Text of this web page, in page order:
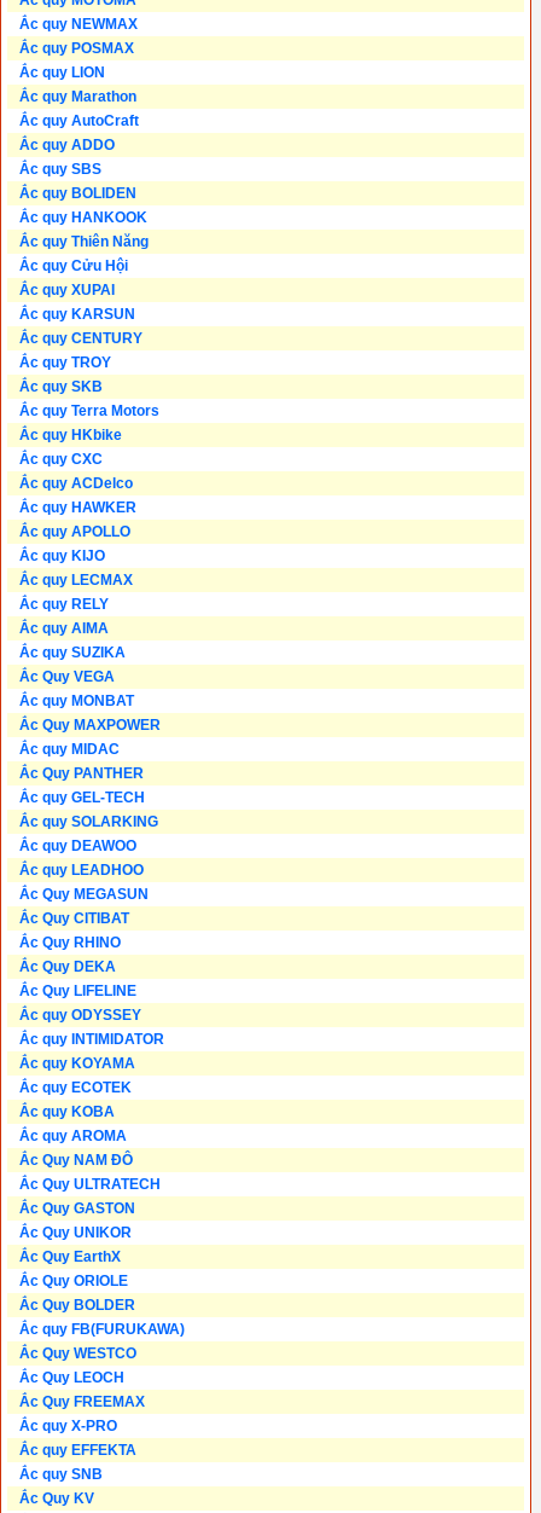
Ắc quy NEWMAX
Ắc quy POSMAX
Ắc quy LION
Ắc quy Marathon
Ắc quy AutoCraft
Ắc quy ADDO
Ắc quy SBS
Ắc quy BOLIDEN
Ắc quy HANKOOK
Ắc quy Thiên Năng
Ắc quy Cửu Hội
Ắc quy XUPAI
Ắc quy KARSUN
Ắc quy CENTURY
Ắc quy TROY
Ắc quy SKB
Ắc quy Terra Motors
Ắc quy HKbike
Ắc quy CXC
Ắc quy ACDelco
Ắc quy HAWKER
Ắc quy APOLLO
Ắc quy KIJO
Ắc quy LECMAX
Ắc quy RELY
Ắc quy AIMA
Ắc quy SUZIKA
Ắc Quy VEGA
Ắc quy MONBAT
Ắc Quy MAXPOWER
Ắc quy MIDAC
Ắc Quy PANTHER
Ắc quy GEL-TECH
Ắc quy SOLARKING
Ắc quy DEAWOO
Ắc quy LEADHOO
Ắc Quy MEGASUN
Ắc Quy CITIBAT
Ắc Quy RHINO
Ắc Quy DEKA
Ắc Quy LIFELINE
Ắc quy ODYSSEY
Ắc quy INTIMIDATOR
Ắc quy KOYAMA
Ắc quy ECOTEK
Ắc quy KOBA
Ắc quy AROMA
Ắc Quy NAM ĐÔ
Ắc Quy ULTRATECH
Ắc Quy GASTON
Ắc Quy UNIKOR
Ắc Quy EarthX
Ắc Quy ORIOLE
Ắc Quy BOLDER
Ắc quy FB(FURUKAWA)
Ắc Quy WESTCO
Ắc Quy LEOCH
Ắc Quy FREEMAX
Ắc quy X-PRO
Ắc quy EFFEKTA
Ắc quy SNB
Ắc Quy KV